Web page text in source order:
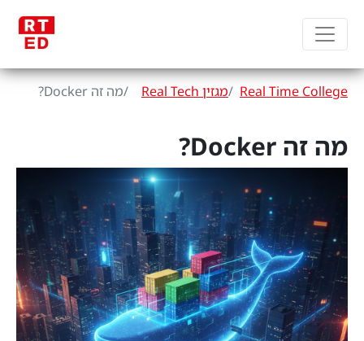
Real Time College מגזין Real Tech מה זה Docker?
מה זה Docker?